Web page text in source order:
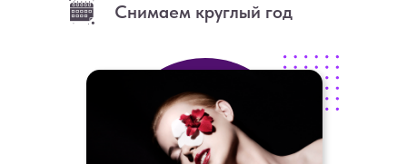
Снимаем круглый год